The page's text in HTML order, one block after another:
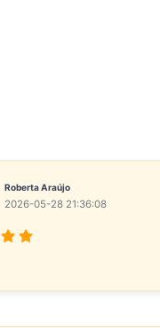
Roberta Araújo
2026-05-28 21:36:08